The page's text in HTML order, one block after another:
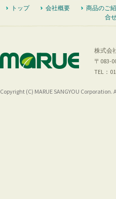
トップ 会社概要 商品のご
合
株式会
〒083-
TEL：
Copyright (C) MARUE SANGYOU Corporation.